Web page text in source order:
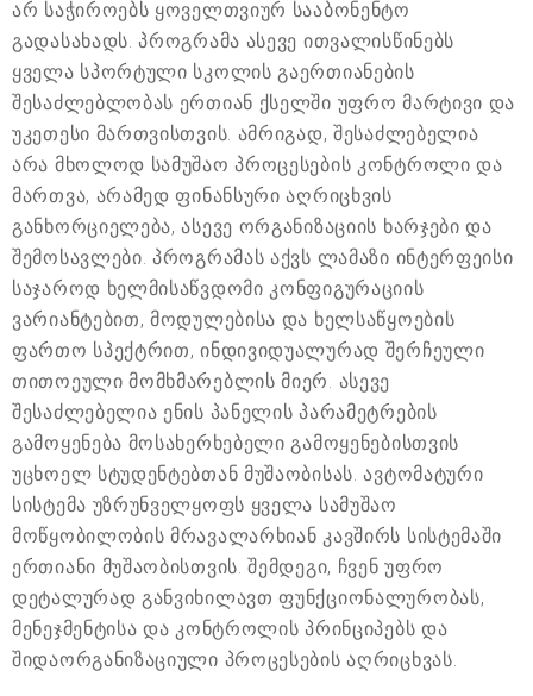
არ საჭიროებს ყოველთვიურ სააბონენტო
გადასახადს. პროგრამა ასევე ითვალისწინებს
ყველა სპორტული სკოლის გაერთიანების
შესაძლებლობას ერთიან ქსელში უფრო მარტივი და
უკეთესი მართვისთვის. ამრიგად, შესაძლებელია
არა მხოლოდ სამუშაო პროცესების კონტროლი და
მართვა, არამედ ფინანსური აღრიცხვის
განხორციელება, ასევე ორგანიზაციის ხარჯები და
შემოსავლები. პროგრამას აქვს ლამაზი ინტერფეისი
საჯაროდ ხელმისაწვდომი კონფიგურაციის
ვარიანტებით, მოდულებისა და ხელსაწყოების
ფართო სპექტრით, ინდივიდუალურად შერჩეული
თითოეული მომხმარებლის მიერ. ასევე
შესაძლებელია ენის პანელის პარამეტრების
გამოყენება მოსახერხებელი გამოყენებისთვის
უცხოელ სტუდენტებთან მუშაობისას. ავტომატური
სისტემა უზრუნველყოფს ყველა სამუშაო
მოწყობილობის მრავალარხიან კავშირს სისტემაში
ერთიანი მუშაობისთვის. შემდეგი, ჩვენ უფრო
დეტალურად განვიხილავთ ფუნქციონალურობას,
მენეჯმენტისა და კონტროლის პრინციპებს და
შიდაორგანიზაციული პროცესების აღრიცხვას.